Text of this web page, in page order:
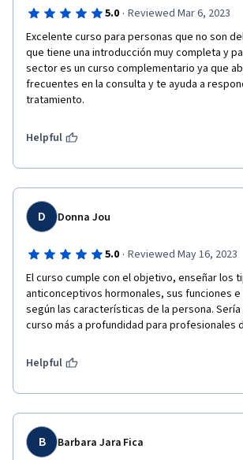
5.0 · Reviewed Mar 6, 2023
Excelente curso para personas que no son
que tiene una introducción muy completa y
sector es un curso complementario ya que
frecuentes en la consulta y te ayuda a
tratamiento.
Helpful
D Donna Jou
5.0 · Reviewed May 16, 2023
El curso cumple con el objetivo, enseñar los
anticonceptivos hormonales, sus funciones
según las características de la persona.
curso más a profundidad para profesionales
Helpful
B Barbara Jara Fica